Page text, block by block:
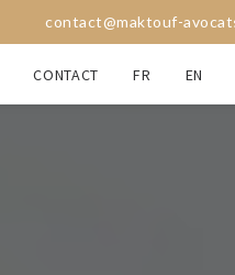
contact@maktouf-
CONTACT FR EN